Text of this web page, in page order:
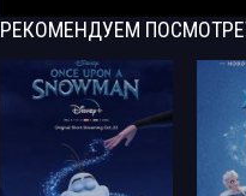
1080p | L
Приключения Снеговика
Leonardo | L1
Снеговик / The Snowman
РЕКОМЕНДУЕМ